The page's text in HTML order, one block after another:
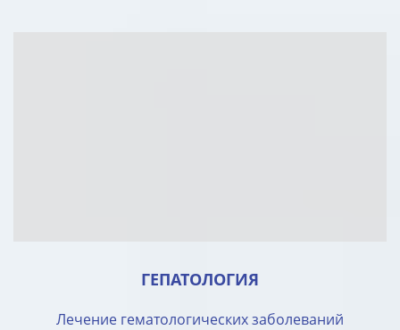
ГЕПАТОЛОГИЯ
Лечение гематологических заболеваний